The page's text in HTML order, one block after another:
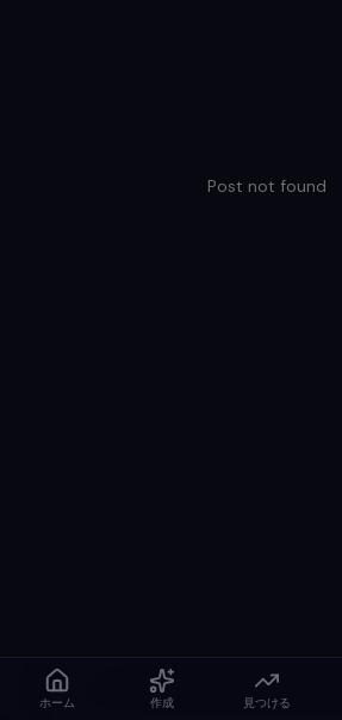
Post not found
ホーム 作成 見つける